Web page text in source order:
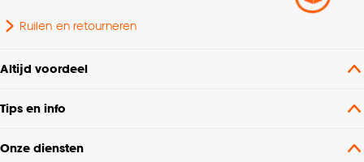
Ruilen en retourneren
Altijd voordeel
Tips en info
Onze diensten